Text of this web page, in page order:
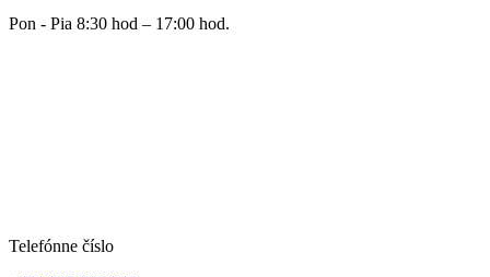
Pon - Pia 8:30 hod – 17:00 hod.
Telefónne číslo